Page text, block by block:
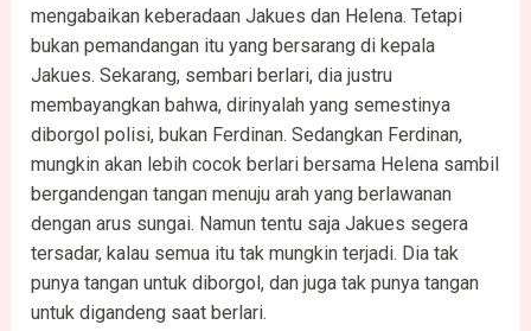
mengabaikan keberadaan Jakues dan Helena. Tetapi
bukan pemandangan itu yang bersarang di kepala
Jakues. Sekarang, sembari berlari, dia justru
membayangkan bahwa, dirinyalah yang semestinya
diborgol polisi, bukan Ferdinan. Sedangkan Ferdinan,
mungkin akan lebih cocok berlari bersama Helena sambil
bergandengan tangan menuju arah yang berlawanan
dengan arus sungai. Namun tentu saja Jakues segera
tersadar, kalau semua itu tak mungkin terjadi. Dia tak
punya tangan untuk diborgol, dan juga tak punya tangan
untuk digandeng saat berlari.